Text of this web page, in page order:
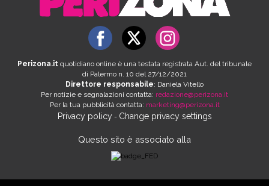
Perizona.it quotidiano online è una testata registrata Aut. del tribunale
di Palermo n. 10 del 27/12/2021
Direttore responsabile: Daniela Vitello
Per notizie e segnalazioni contatta: redazione@perizona.it
Per la tua pubblicità contatta: marketing@perizona.it
Privacy policy- Change privacy settings
Questo sito è associato alla